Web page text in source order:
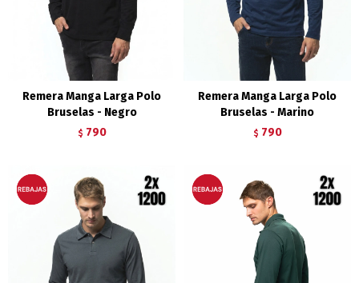
Remera Manga Larga Polo
Bruselas - Negro
$ 790
Remera Manga Larga Polo
Bruselas - Marino
$ 790